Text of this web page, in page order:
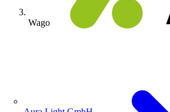
Wago